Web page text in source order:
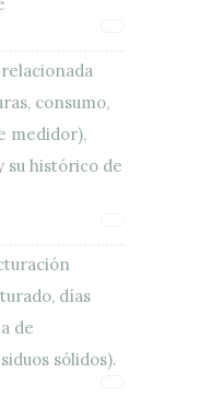
consumo,
medidor),
su histórico de
días
de
sólidos).